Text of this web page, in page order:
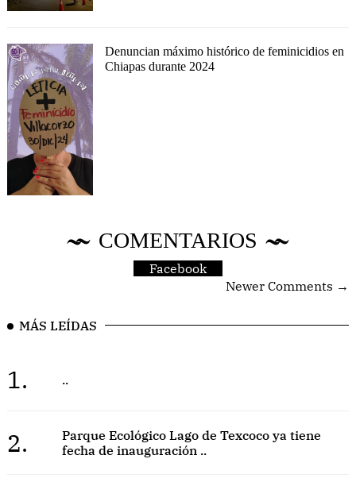
Denuncian máximo histórico de feminicidios en
Chiapas durante 2024
COMENTARIOS
Facebook
Newer Comments →
MÁS LEÍDAS
1. ..
2.
Parque Ecológico Lago de Texcoco ya tiene
fecha de inauguración ..